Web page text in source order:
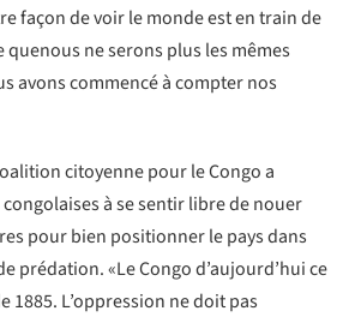
façon de voir le monde est en train de
quenous ne serons plus les mêmes
avons commencé à compter nos
citoyenne pour le Congo a
à se sentir libre de nouer
pour bien positionner le pays dans
prédation. «Le Congo d’aujourd’hui ce
1885. L’oppression ne doit pas